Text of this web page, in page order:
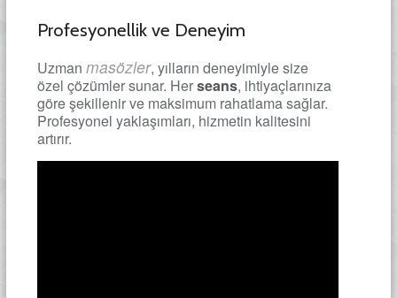
Profesyonellik ve Deneyim
Uzman masözler, yılların deneyimiyle size
özel çözümler sunar. Herseans, ihtiyaçlarınıza
göre şekillenir ve maksimum rahatlama sağlar.
Profesyonel yaklaşımları, hizmetin kalitesini
artırır.